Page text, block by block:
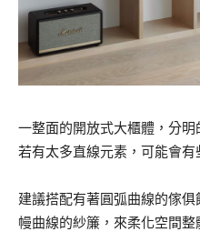
一整面的開放式大櫃體，分
若有太多直線元素，可能會有
建議搭配有著圓弧曲線的傢
幔曲線的紗簾，來柔化空間整